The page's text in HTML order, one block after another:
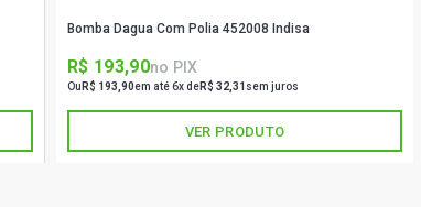
Bomba Dagua Com Polia 452008 Indisa
R$ 193,90no PIX
Ou R$ 193,90em até 6x deR$ 32,31 sem juros
VER PRODUTO